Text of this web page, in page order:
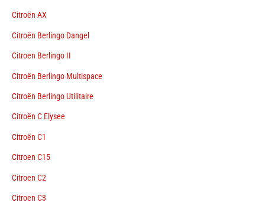
Citroën AX
Citroën Berlingo Dangel
Citroen Berlingo II
Citroën Berlingo Multispace
Citroën Berlingo Utilitaire
Citroën C Elysee
Citroën C1
Citroen C15
Citroen C2
Citroen C3